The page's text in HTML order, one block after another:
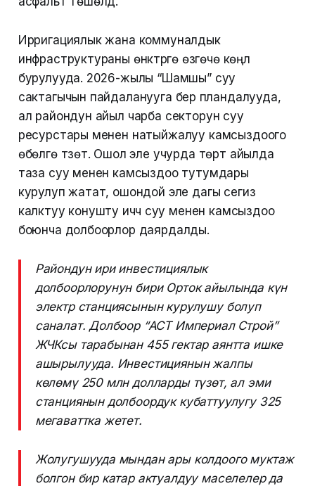
Ирригациялык жана коммуналдык
инфраструктураны өнүктүрүүгө өзгөчө көңүл
бурулууда. 2026-жылы “Шамшы” суу
сактагычын пайдаланууга берүү пландалууда,
ал райондун айыл чарба секторун суу
ресурстары менен натыйжалуу камсыздоого
өбөлгө түзөт. Ошол эле учурда төрт айылда
таза суу менен камсыздоо тутумдары
курулуп жатат, ошондой эле дагы сегиз
калктуу конушту ичүүчү суу менен камсыздоо
боюнча долбоорлор даярдалды.
Райондун ири инвестициялык
долбоорлорунун бири Орток айылында күн
электр станциясынын курулушу болуп
саналат. Долбоор “АСТ Империал Строй”
ЖЧКсы тарабынан 455 гектар аянтта ишке
ашырылууда. Инвестициянын жалпы
көлөмү 250 млн долларды түзөт, ал эми
станциянын долбоордук кубаттуулугу 325
мегаваттка жетет.
Жолугушууда мындан ары колдоого муктаж
болгон бир катар актуалдуу маселелер да